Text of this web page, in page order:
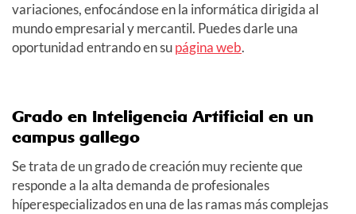
variaciones, enfocándose en la informática dirigida al
mundo empresarial y mercantil. Puedes darle una
oportunidad entrando en supágina web.
Grado en Inteligencia Artificial en un
campus gallego
Se trata de un grado de creación muy reciente que
responde a la alta demanda de profesionales
híperespecializados en una de las ramas más complejas